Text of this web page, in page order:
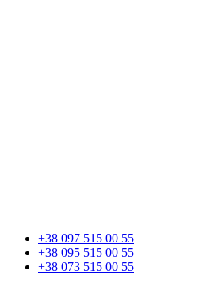
+38 097 515 00 55
+38 095 515 00 55
+38 073 515 00 55